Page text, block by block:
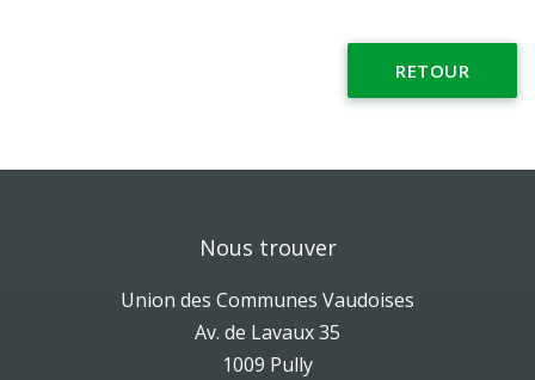
RETOUR
Nous trouver
Union des Communes Vaudoises
Av. de Lavaux 35
1009 Pully